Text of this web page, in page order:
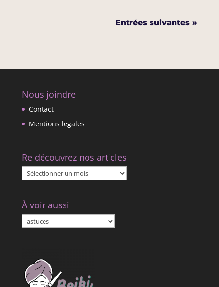
Entrées suivantes »
Nous joindre
Contact
Mentions légales
Re découvrez nos articles
Re
découvrez
articles
À voir aussi
voir